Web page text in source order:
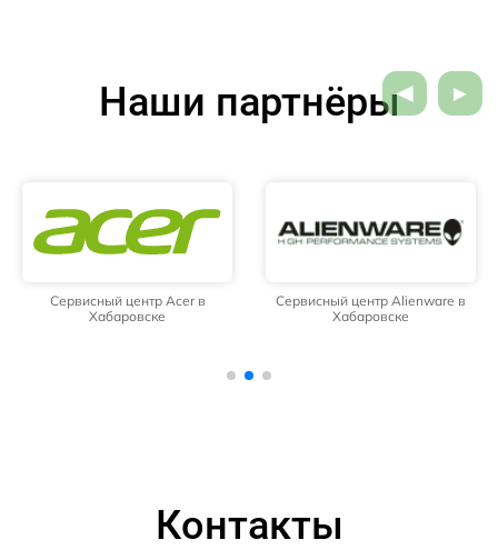
Наши партнёры
Сервисный центр Acer в
Хабаровске
Сервисный центр Alienware в
Хабаровске
Контакты